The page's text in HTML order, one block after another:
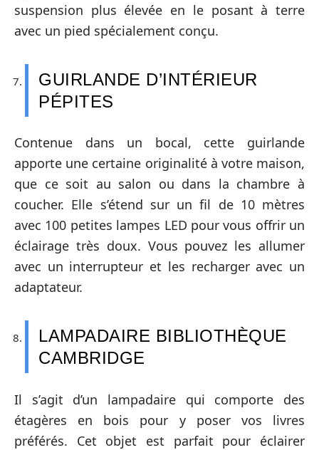
suspension plus élevée en le posant à terre
avec un pied spécialement conçu.
GUIRLANDE D’INTÉRIEUR
PÉPITES
Contenue dans un bocal, cette guirlande
apporte une certaine originalité à votre maison,
que ce soit au salon ou dans la chambre à
coucher. Elle s’étend sur un fil de 10 mètres
avec 100 petites lampes LED pour vous offrir un
éclairage très doux. Vous pouvez les allumer
avec un interrupteur et les recharger avec un
adaptateur.
LAMPADAIRE BIBLIOTHÈQUE
CAMBRIDGE
Il s’agit d’un lampadaire qui comporte des
étagères en bois pour y poser vos livres
préférés. Cet objet est parfait pour éclairer